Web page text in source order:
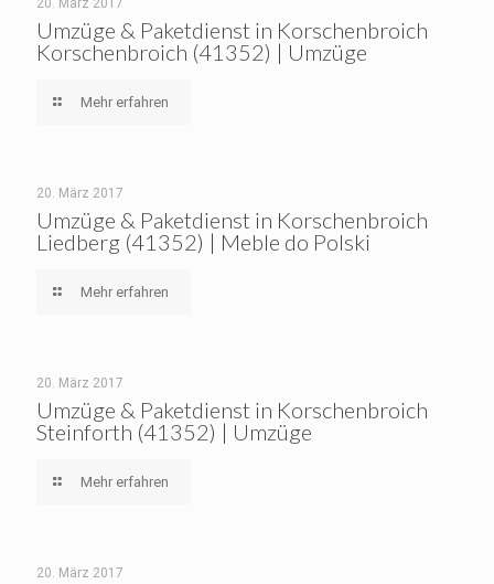
Umzüge & Paketdienst in Korschenbroich
Korschenbroich (41352) | Umzüge
Mehr erfahren
20. März 2017
Umzüge & Paketdienst in Korschenbroich
Liedberg (41352) | Meble do Polski
Mehr erfahren
20. März 2017
Umzüge & Paketdienst in Korschenbroich
Steinforth (41352) | Umzüge
Mehr erfahren
20. März 2017